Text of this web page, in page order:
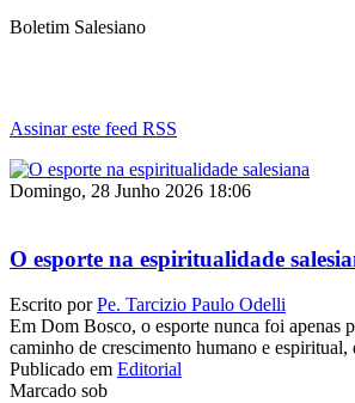
Boletim Salesiano
Assinar este feed RSS
Domingo, 28 Junho 2026 18:06
O esporte na espiritualidade
Escrito porPe. Tarcizio Paulo Odelli
Em Dom Bosco, o esporte nunca foi apenas
caminho de crescimento humano e
Publicado em Editorial
Marcado sob